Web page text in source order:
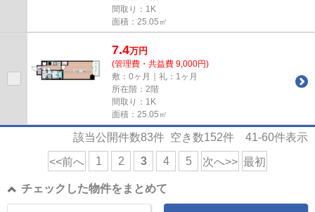
間取り：1K
面積：25.05㎡
7.4万円
(管理費・共益費 9,000円)
敷：0ヶ月｜礼：1ヶ月
所在階：2階
間取り：1K
面積：25.05㎡
該当公開件数83件 空き数152件 41-60件表示
<<前へ 1 2 3 4 5 次へ>> 最初
チェックした物件をまとめて